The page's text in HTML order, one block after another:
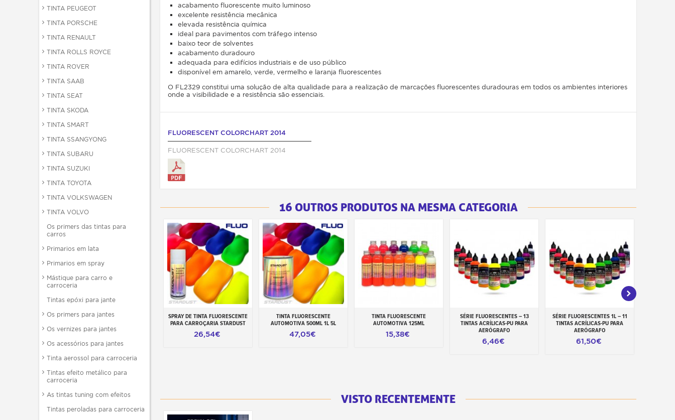
TINTA PEUGEOT
TINTA PORSCHE
TINTA RENAULT
TINTA ROLLS ROYCE
TINTA ROVER
TINTA SAAB
TINTA SEAT
TINTA SKODA
TINTA SMART
TINTA SSANGYONG
TINTA SUBARU
TINTA SUZUKI
TINTA TOYOTA
TINTA VOLKSWAGEN
TINTA VOLVO
Os primers das tintas para
carros
Primarios em lata
Primarios em spray
Mástique para carro e
carroceria
Tintas epóxi para jante
Os primers para jantes
Os vernizes para jantes
Os acessórios para jantes
Tinta aerossol para carroceria
Tintas efeito metálico para
carroceria
As tintas tuning com efeitos
Tintas peroladas para carroceria
acabamento fluorescente muito luminoso
excelente resistência mecânica
elevada resistência química
ideal para pavimentos com tráfego intenso
baixo teor de solventes
acabamento duradouro
adequada para edifícios industriais e de uso público
disponível em amarelo, verde, vermelho e laranja fluorescentes
O FL2329 constitui uma solução de alta qualidade para a realização de marcações fluorescentes duradouras em todos os ambientes interiores
onde a visibilidade e a resistência são essenciais.
FLUORESCENT COLORCHART 2014
FLUORESCENT COLORCHART 2014
16 OUTROS PRODUTOS NA MESMA CATEGORIA
Adicionar ao carrinho
SPRAY DE TINTA FLUORESCENTE
PARA CARROÇARIA STARDUST
26,54€
Adicionar ao carrinho
TINTA FLUORESCENTE
AUTOMOTIVA 500ML 1L 5L
47,05€
Adicionar ao carrinho
TINTA FLUORESCENTE
AUTOMOTIVA 125ML
15,38€
Adicionar ao carrinho
SÉRIE FLUORESCENTES – 13
TINTAS ACRÍLICAS-PU PARA
AERÓGRAFO
6,46€
Adicionar ao carrinho
SÉRIE FLUORESCENTES 1L – 11
TINTAS ACRÍLICAS-PU PARA
AERÓGRAFO
61,50€
VISTO RECENTEMENTE